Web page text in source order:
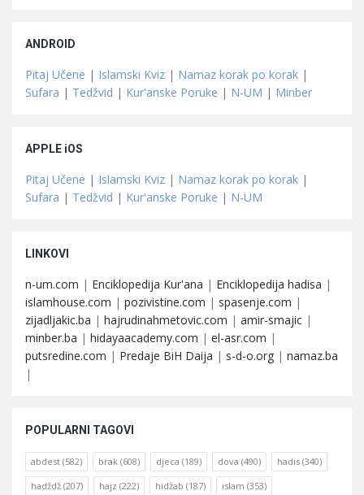
ANDROID
Pitaj Učene | Islamski Kviz | Namaz korak po korak |
Sufara | Tedžvid | Kur'anske Poruke | N-UM | Minber
APPLE iOS
Pitaj Učene | Islamski Kviz | Namaz korak po korak |
Sufara | Tedžvid | Kur'anske Poruke | N-UM
LINKOVI
n-um.com | Enciklopedija Kur'ana | Enciklopedija hadisa |
islamhouse.com | pozivistine.com | spasenje.com |
zijadljakic.ba | hajrudinahmetovic.com | amir-smajic |
minber.ba | hidayaacademy.com | el-asr.com |
putsredine.com | Predaje BiH Daija | s-d-o.org | namaz.ba
|
POPULARNI TAGOVI
abdest (582) brak (608) djeca (189) dova (490) hadis (340)
hadždž (207) hajz (222) hidžab (187) islam (353)